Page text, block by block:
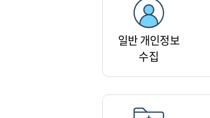
일반 개인정보
수집